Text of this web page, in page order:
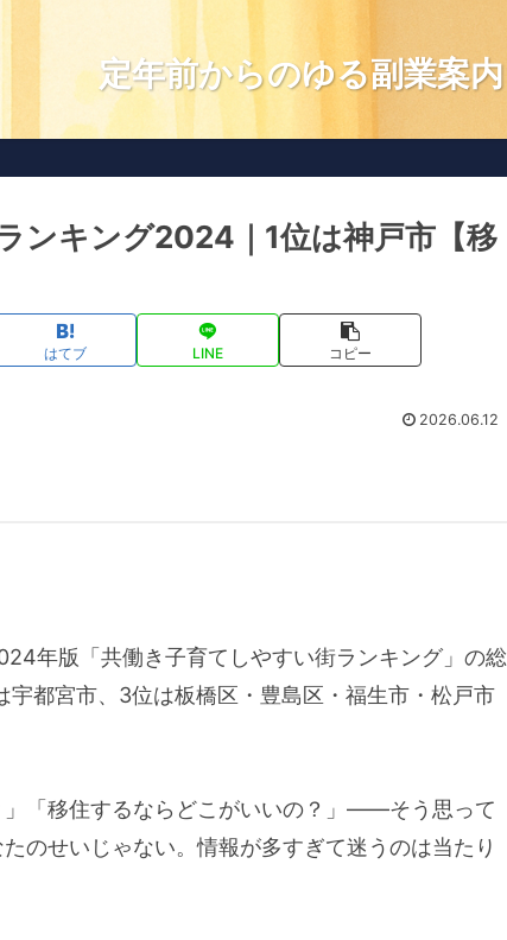
定年前からのゆる副業案内
ンキング2024｜1位は神戸市【移
はてブ LINE コピー
2026.06.12
年版「共働き子育てしやすい街ランキング」の総
宇都宮市、3位は板橋区・豊島区・福生市・松戸市
」「移住するならどこがいいの？」——そう思って
のせいじゃない。情報が多すぎて迷うのは当たり